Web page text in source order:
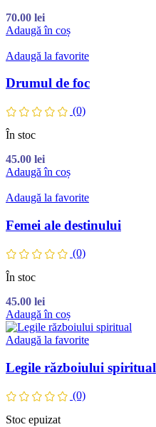
70.00 lei
Adaugă în coș
Adaugă la favorite
Drumul de foc
(0)
În stoc
45.00 lei
Adaugă în coș
Adaugă la favorite
Femei ale destinului
(0)
În stoc
45.00 lei
Adaugă în coș
Adaugă la favorite
Legile războiului spiritual
(0)
Stoc epuizat